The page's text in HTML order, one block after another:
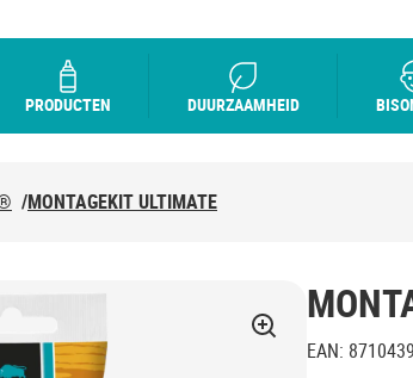
PRODUCTEN DUURZAAMHEID
/MONTAGEKIT ULTIMATE
EAN: